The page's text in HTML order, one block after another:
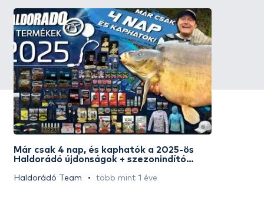
Már csak 4 nap, és kaphatók a 2025-ös
Haldorádó újdonságok + szezonindító
Haldorádó Team több mint 1 éve